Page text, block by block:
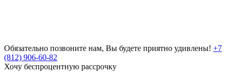
Обязательно позвоните нам, Вы будете приятно удивлены! +7
(812) 906-60-82
Хочу беспроцентную рассрочку